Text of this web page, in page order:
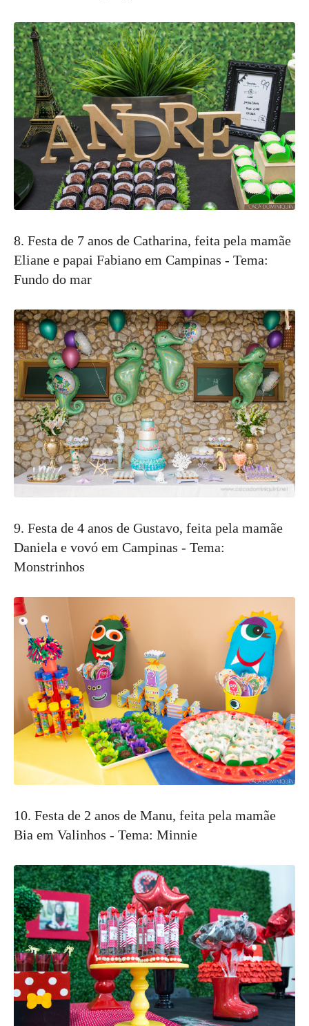
8. Festa de 7 anos de Catharina, feita pela mamãe
Eliane e papai Fabiano em Campinas - Tema:
Fundo do mar
9. Festa de 4 anos de Gustavo, feita pela mamãe
Daniela e vovó em Campinas - Tema:
Monstrinhos
10. Festa de 2 anos de Manu, feita pela mamãe
Bia em Valinhos - Tema: Minnie